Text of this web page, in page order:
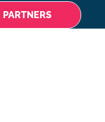
PARTNERS